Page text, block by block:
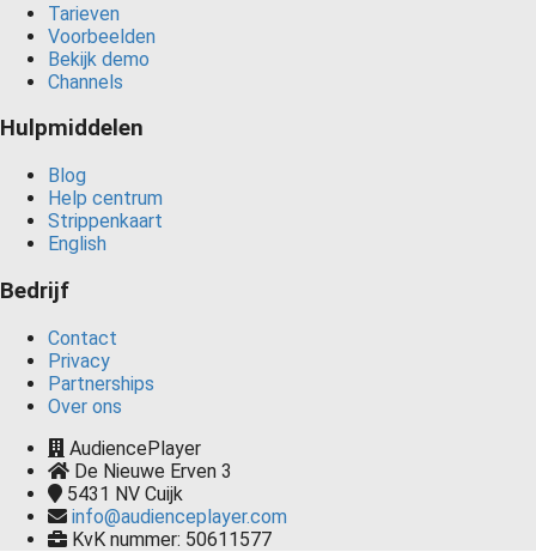
Tarieven
Voorbeelden
Bekijk demo
Channels
Hulpmiddelen
Blog
Help centrum
Strippenkaart
English
Bedrijf
Contact
Privacy
Partnerships
Over ons
AudiencePlayer
De Nieuwe Erven 3
5431 NV Cuijk
info@audienceplayer.com
KvK nummer: 50611577